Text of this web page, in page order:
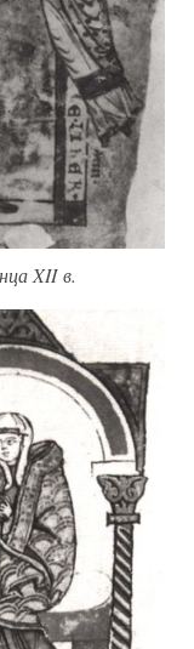
XII в.